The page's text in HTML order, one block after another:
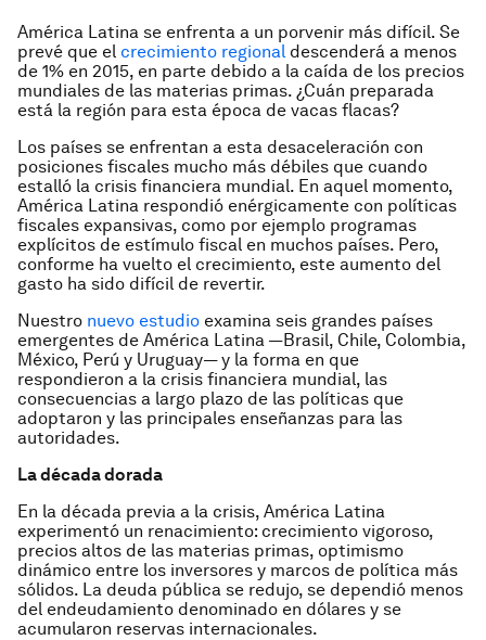
América Latina se enfrenta a un porvenir más difícil. Se
prevé que el crecimiento regional descenderá a menos
de 1% en 2015, en parte debido a la caída de los precios
mundiales de las materias primas. ¿Cuán preparada
está la región para esta época de vacas flacas?
Los países se enfrentan a esta desaceleración con
posiciones fiscales mucho más débiles que cuando
estalló la crisis financiera mundial. En aquel momento,
América Latina respondió enérgicamente con políticas
fiscales expansivas, como por ejemplo programas
explícitos de estímulo fiscal en muchos países. Pero,
conforme ha vuelto el crecimiento, este aumento del
gasto ha sido difícil de revertir.
Nuestro nuevo estudio examina seis grandes países
emergentes de América Latina —Brasil, Chile, Colombia,
México, Perú y Uruguay— y la forma en que
respondieron a la crisis financiera mundial, las
consecuencias a largo plazo de las políticas que
adoptaron y las principales enseñanzas para las
autoridades.
La década dorada
En la década previa a la crisis, América Latina
experimentó un renacimiento: crecimiento vigoroso,
precios altos de las materias primas, optimismo
dinámico entre los inversores y marcos de política más
sólidos. La deuda pública se redujo, se dependió menos
del endeudamiento denominado en dólares y se
acumularon reservas internacionales.